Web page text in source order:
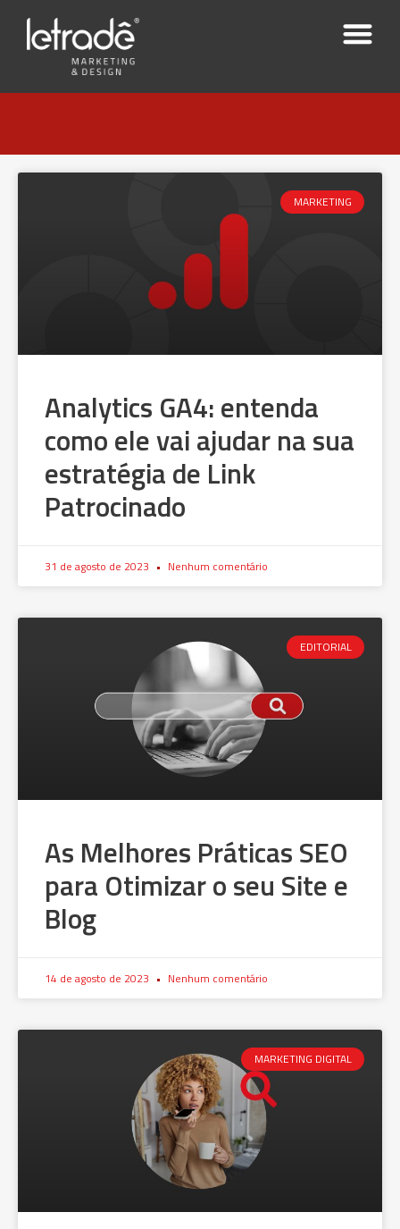
MARKETING
Analytics GA4: entenda
como ele vai ajudar na sua
estratégia de Link
Patrocinado
31 de agosto de 2023 Nenhum comentário
EDITORIAL
As Melhores Práticas SEO
para Otimizar o seu Site e
Blog
14 de agosto de 2023 Nenhum comentário
MARKETING DIGITAL